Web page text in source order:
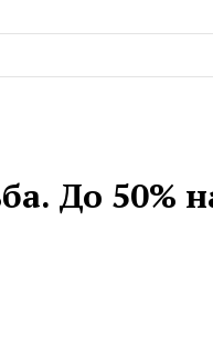
До 50%